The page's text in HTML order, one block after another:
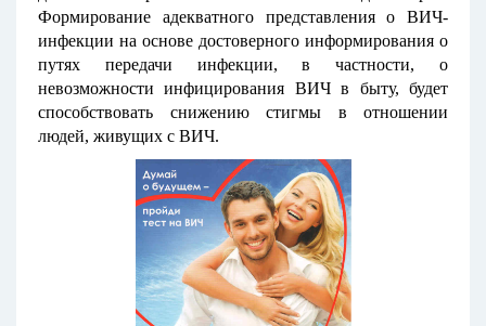
Формирование адекватного представления о ВИЧ-
инфекции на основе достоверного информирования о
путях передачи инфекции, в частности, о
невозможности инфицирования ВИЧ в быту, будет
способствовать снижению стигмы в отношении
людей, живущих с ВИЧ.